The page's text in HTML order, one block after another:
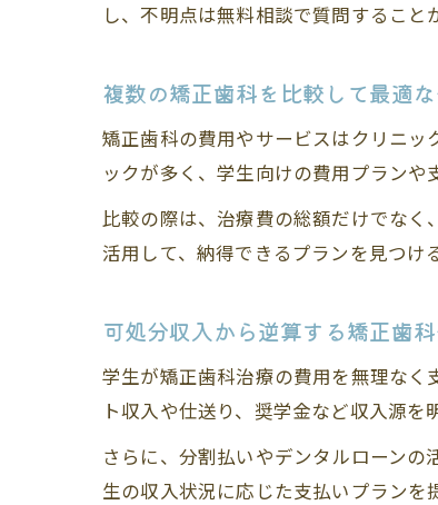
し、不明点は無料相談で質問すること
複数の矯正歯科を比較して最適
矯正歯科の費用やサービスはクリニ
ックが多く、学生向けの費用プランや
比較の際は、治療費の総額だけでな
活用して、納得できるプランを見つけ
可処分収入から逆算する矯正歯
学生が矯正歯科治療の費用を無理な
ト収入や仕送り、奨学金など収入源
さらに、分割払いやデンタルローン
生の収入状況に応じた支払いプランを